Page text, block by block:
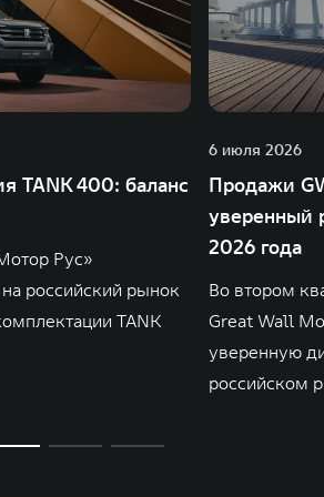
TANK 400: баланс
Рус»
российский рынок
TANK
6 июля 2026
Продажи
уверенный
2026 года
Во втором
Great Wall
уверенную
российском